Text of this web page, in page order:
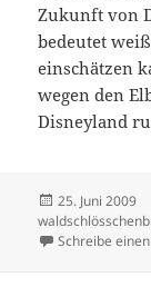
Zukunft von
bedeutet
einschätzen
wegen den
Disneyland
Veröffentlicht
am
25. Juni 2009
Schreibe